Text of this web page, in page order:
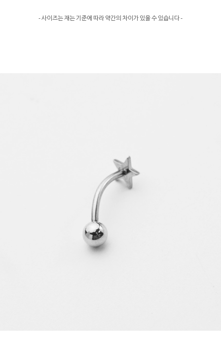
- 사이즈는 재는 기준에 따라 약간의 차이가 있을 수 있습니다 -